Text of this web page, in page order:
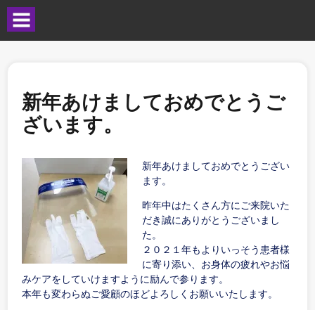
新年あけましておめでとうご
ざいます。
新年あけましておめでとうござい
ます。
昨年中はたくさん方にご来院いた
だき誠にありがとうございまし
た。
２０２１年もよりいっそう患者様
に寄り添い、お身体の疲れやお悩
みケアをしていけますように励んで参ります。
本年も変わらぬご愛顧のほどよろしくお願いいたします。